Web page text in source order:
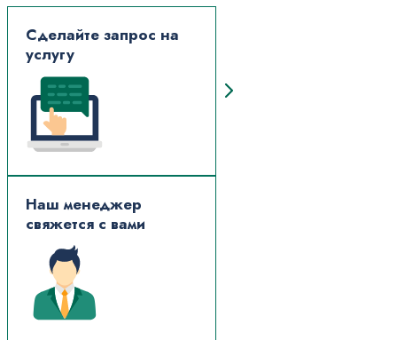
Сделайте запрос на
услугу
Наш менеджер
свяжется с вами